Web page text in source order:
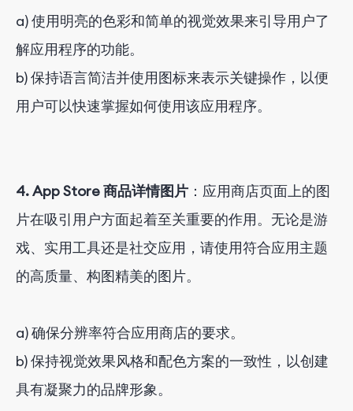
a) 使用明亮的色彩和简单的视觉效果来引导用户了
解应用程序的功能。
b) 保持语言简洁并使用图标来表示关键操作，以便
用户可以快速掌握如何使用该应用程序。
4. App Store 商品详情图片 ：应用商店页面上的图
片在吸引用户方面起着至关重要的作用。无论是游
戏、实用工具还是社交应用，请使用符合应用主题
的高质量、构图精美的图片。
a) 确保分辨率符合应用商店的要求。
b) 保持视觉效果风格和配色方案的一致性，以创建
具有凝聚力的品牌形象。